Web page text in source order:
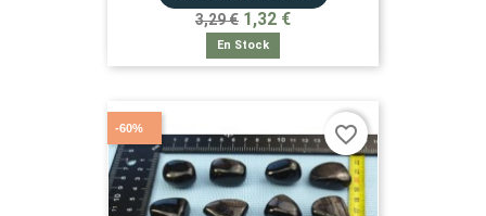
3,29 € 1,32 €
En Stock
-60% favorite_border